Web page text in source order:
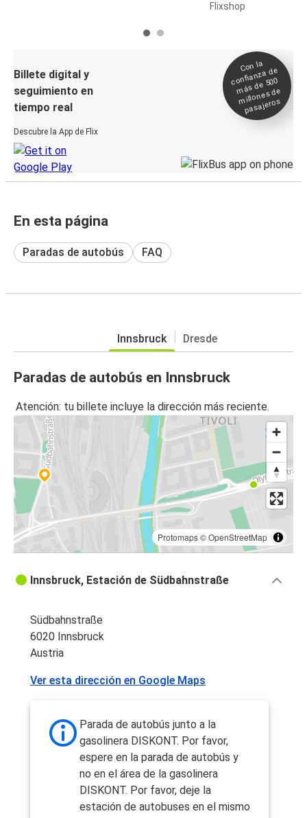
Flixshop
Billete digital y
seguimiento en
tiempo real
Descubre la App de Flix
Con la
confianza de
más de 500
millones de
pasajeros
En esta página
Paradas de autobús FAQ
Innsbruck Dresde
Paradas de autobús en Innsbruck
Atención: tu billete incluye la dirección más reciente.
Protomaps©OpenStreetMap
Innsbruck, Estación de Südbahnstraße
Südbahnstraße
6020 Innsbruck
Austria
Ver esta dirección en Google Maps
Parada de autobús junto a la
gasolinera DISKONT. Por favor,
espere en la parada de autobús y
no en el área de la gasolinera
DISKONT. Por favor, deje la
estación de autobuses en el mismo